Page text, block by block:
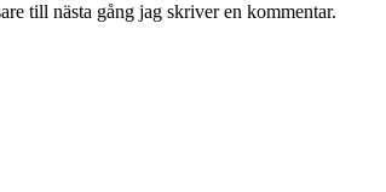
till nästa gång jag skriver en kommentar.